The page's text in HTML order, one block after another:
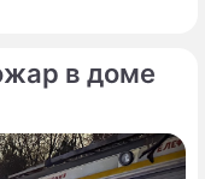
На месте
в доме